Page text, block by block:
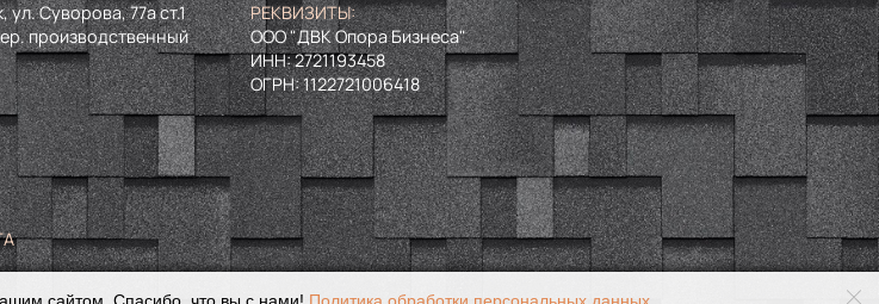
ул. Суворова, 77а ст.1
производственный
РЕКВИЗИТЫ:
ООО "ДВК Опора Бизнеса"
ИНН:2721193458
ОГРН:1122721006418